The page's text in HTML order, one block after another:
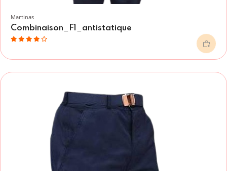
Martinas
Combinaison_F1_antistatique